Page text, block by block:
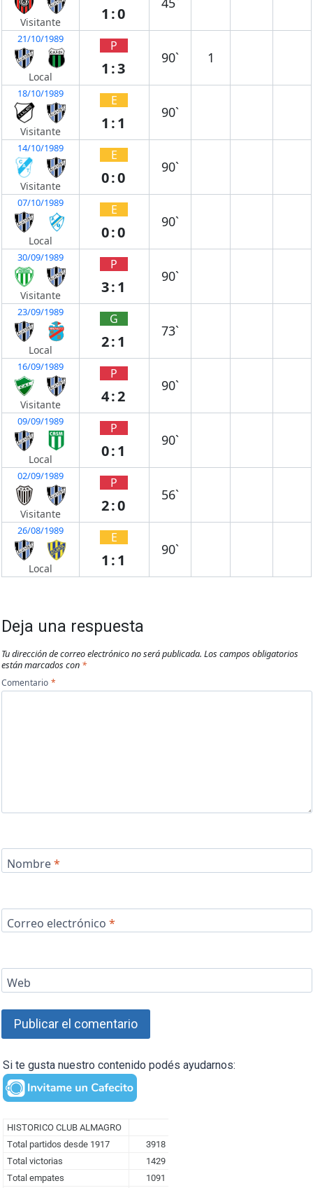
Visitante 1:0
21/10/1989
Local
P
1:3
90` 1
18/10/1989
Visitante
E
1:1
90`
14/10/1989
Visitante
E
0:0
90`
07/10/1989
Local
E
0:0
90`
30/09/1989
Visitante
P
3:1
90`
23/09/1989
Local
G
2:1
73`
16/09/1989
Visitante
P
4:2
90`
09/09/1989
Local
P
0:1
90`
02/09/1989
Visitante
P
2:0
56`
26/08/1989
Local
E
1:1
90`
Deja una respuesta
Tu dirección de correo electrónico no será publicada. Los campos obligatorios
están marcados con *
Comentario *
Nombre*
Correo electrónico *
Web
Si te gusta nuestro contenido podés ayudarnos: